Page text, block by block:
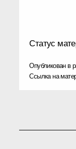
Статус
Опубликован в
Ссылка на